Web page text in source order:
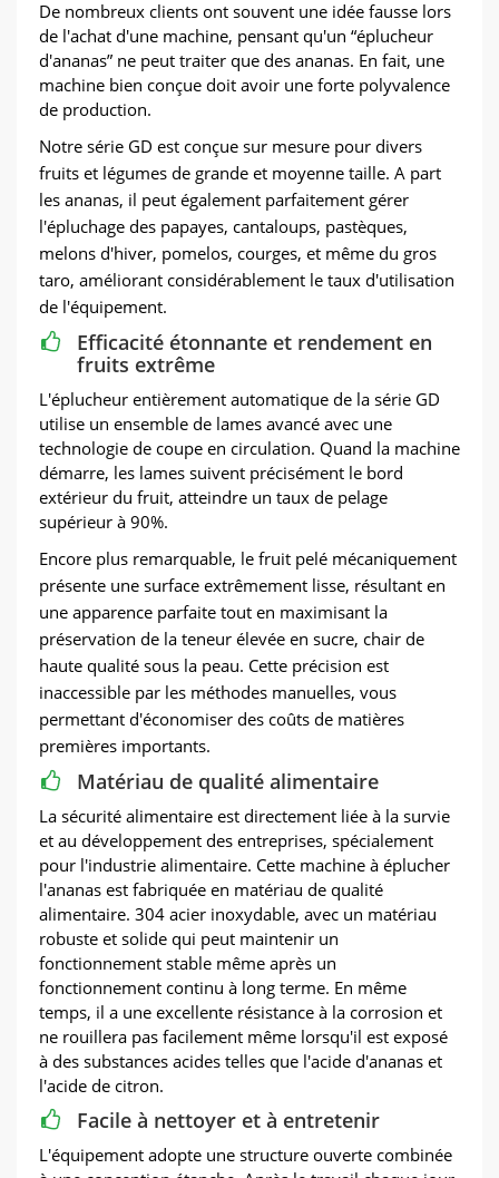
De nombreux clients ont souvent une idée fausse lors
de l'achat d'une machine, pensant qu'un “éplucheur
d'ananas” ne peut traiter que des ananas. En fait, une
machine bien conçue doit avoir une forte polyvalence
de production.
Notre série GD est conçue sur mesure pour divers
fruits et légumes de grande et moyenne taille. A part
les ananas, il peut également parfaitement gérer
l'épluchage des papayes, cantaloups, pastèques,
melons d'hiver, pomelos, courges, et même du gros
taro, améliorant considérablement le taux d'utilisation
de l'équipement.
Efficacité étonnante et rendement en
fruits extrême
L'éplucheur entièrement automatique de la série GD
utilise un ensemble de lames avancé avec une
technologie de coupe en circulation. Quand la machine
démarre, les lames suivent précisément le bord
extérieur du fruit, atteindre un taux de pelage
supérieur à 90%.
Encore plus remarquable, le fruit pelé mécaniquement
présente une surface extrêmement lisse, résultant en
une apparence parfaite tout en maximisant la
préservation de la teneur élevée en sucre, chair de
haute qualité sous la peau. Cette précision est
inaccessible par les méthodes manuelles, vous
permettant d'économiser des coûts de matières
premières importants.
Matériau de qualité alimentaire
La sécurité alimentaire est directement liée à la survie
et au développement des entreprises, spécialement
pour l'industrie alimentaire. Cette machine à éplucher
l'ananas est fabriquée en matériau de qualité
alimentaire. 304 acier inoxydable, avec un matériau
robuste et solide qui peut maintenir un
fonctionnement stable même après un
fonctionnement continu à long terme. En même
temps, il a une excellente résistance à la corrosion et
ne rouillera pas facilement même lorsqu'il est exposé
à des substances acides telles que l'acide d'ananas et
l'acide de citron.
Facile à nettoyer et à entretenir
L'équipement adopte une structure ouverte combinée